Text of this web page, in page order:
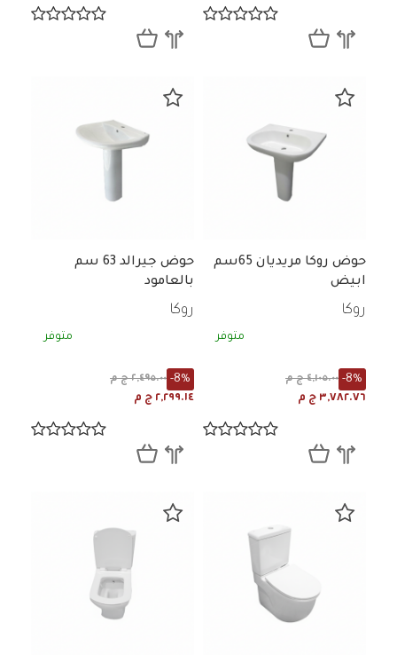
حوض روكا مريديان 65سم
ابيض
روكا
متوفر
٤,١٠٥.٠٠ ج م -8%
٣,٧٨٢.٧٦ ج م
حوض جيرالد 63 سم
بالعامود
روكا
متوفر
٢,٤٩٥.٠٠ ج م -8%
٢,٢٩٩.١٤ ج م